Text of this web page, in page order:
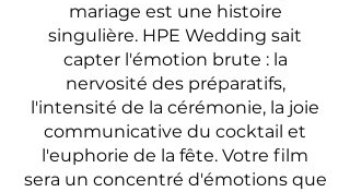
mariage est une histoire
singulière. HPE Wedding sait
capter l'émotion brute : la
nervosité des préparatifs,
l'intensité de la cérémonie, la joie
communicative du cocktail et
l'euphorie de la fête. Votre film
sera un concentré d'émotions que